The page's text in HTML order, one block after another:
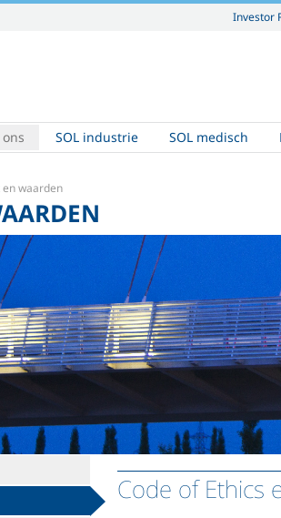
Investor
SOL industrie SOL medisch
en waarden
Code of Ethics